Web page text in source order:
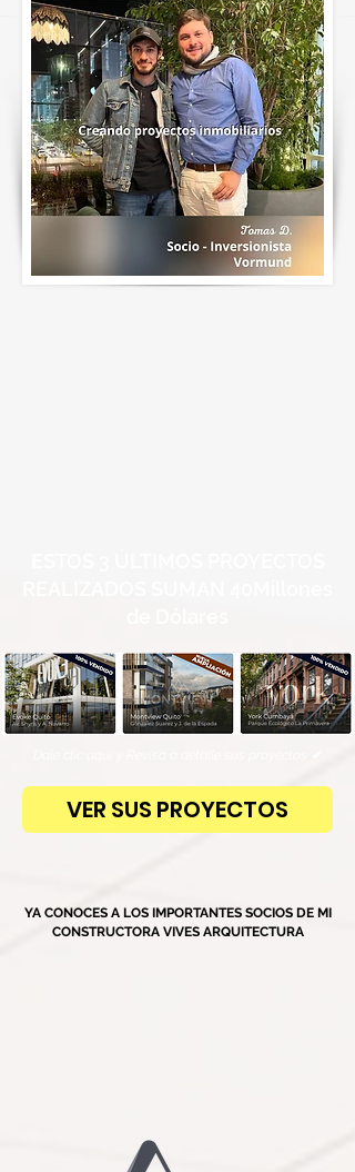
VER SUS PROYECTOS
YA CONOCES A LOS IMPORTANTES SOCIOS DE MI
CONSTRUCTORA VIVES ARQUITECTURA